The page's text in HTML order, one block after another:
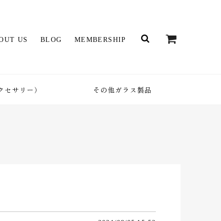
US BLOG MEMBERSHIP
サリー） その他ガラス製品